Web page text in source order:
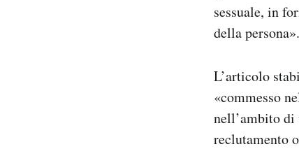
sessuale, in
della persona».
L’articolo
«commesso
nell’ambito
reclutamento